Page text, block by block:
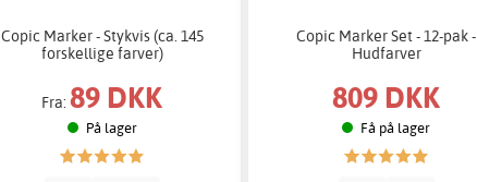
Copic Marker - Stykvis (ca. 145
forskellige farver)
Fra:89 DKK
På lager
Copic Marker Set - 12-pak -
Hudfarver
809 DKK
Få på lager